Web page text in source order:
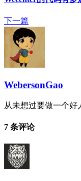
下一篇
WebersonGao
从未想过要做一个好
7 条评论